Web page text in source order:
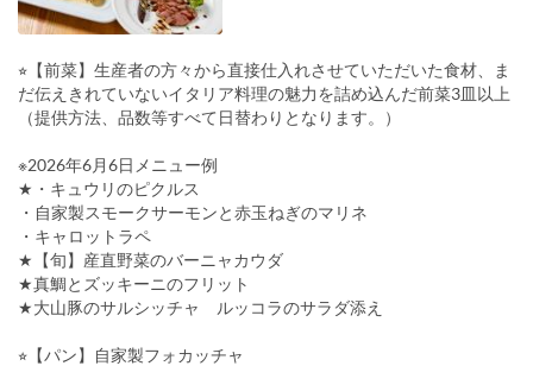
⭐︎【前菜】生産者の方々から直接仕入れさせていただいた食材、ま
だ伝えきれていないイタリア料理の魅力を詰め込んだ前菜3皿以上
（提供方法、品数等すべて日替わりとなります。）
※2026年6月6日メニュー例
★・キュウリのピクルス
・自家製スモークサーモンと赤玉ねぎのマリネ
・キャロットラペ
★【旬】産直野菜のバーニャカウダ
★真鯛とズッキーニのフリット
★大山豚のサルシッチャ ルッコラのサラダ添え
⭐︎【パン】自家製フォカッチャ